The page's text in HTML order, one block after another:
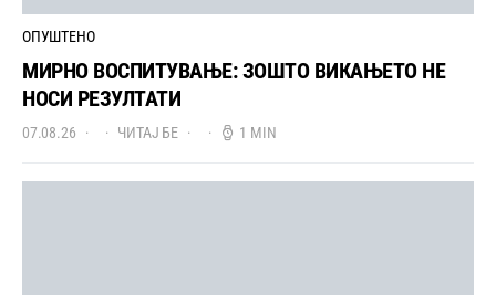
ОПУШТЕНО
МИРНО ВОСПИТУВАЊЕ: ЗОШТО ВИКАЊЕТО НЕ
НОСИ РЕЗУЛТАТИ
07.08.26 ЧИТАЈ БЕ 1 MIN